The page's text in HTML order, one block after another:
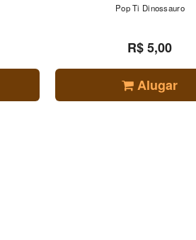
Pop Ti Dinossauro
R$ 5,00
Alugar